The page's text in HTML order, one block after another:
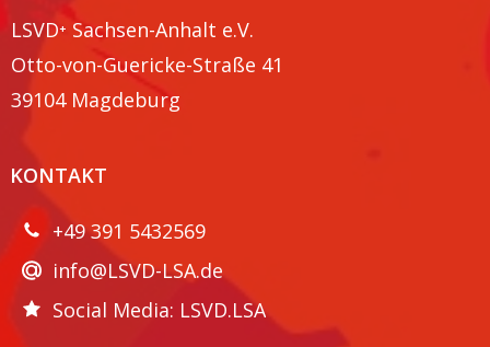
LSVD⁺ Sachsen-Anhalt e.V.
Otto-von-Guericke-Straße 41
39104 Magdeburg
KONTAKT
+49 391 5432569
info@LSVD-LSA.de
Social Media: LSVD.LSA